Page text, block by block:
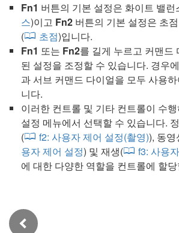
Fn1 버튼의 기본 설정은 화이트 밸런
스)이고 Fn2 버튼의 기본 설정은 초
(
초점)입니다.
Fn1 또는 Fn2를 길게 누르고 커맨드
된 설정을 조정할 수 있습니다. 경우
과 서브 커맨드 다이얼을 모두 사용
니다.
이러한 컨트롤 및 기타 컨트롤이 수
설정 메뉴에서 선택할 수 있습니다.
(
f2:사용자 제어 설정(촬영)), 동
용자 제어 설정) 및 재생( f3:사용
에 대한 다양한 역할을 컨트롤에 할